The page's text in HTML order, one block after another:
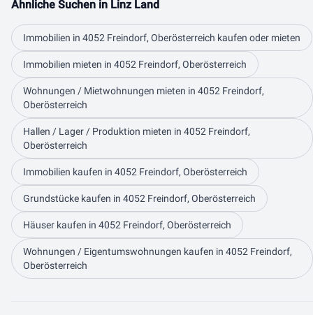
Ähnliche Suchen in Linz Land
Immobilien in 4052 Freindorf, Oberösterreich kaufen oder mieten
Immobilien mieten in 4052 Freindorf, Oberösterreich
Wohnungen / Mietwohnungen mieten in 4052 Freindorf,
Oberösterreich
Hallen / Lager / Produktion mieten in 4052 Freindorf,
Oberösterreich
Immobilien kaufen in 4052 Freindorf, Oberösterreich
Grundstücke kaufen in 4052 Freindorf, Oberösterreich
Häuser kaufen in 4052 Freindorf, Oberösterreich
Wohnungen / Eigentumswohnungen kaufen in 4052 Freindorf,
Oberösterreich